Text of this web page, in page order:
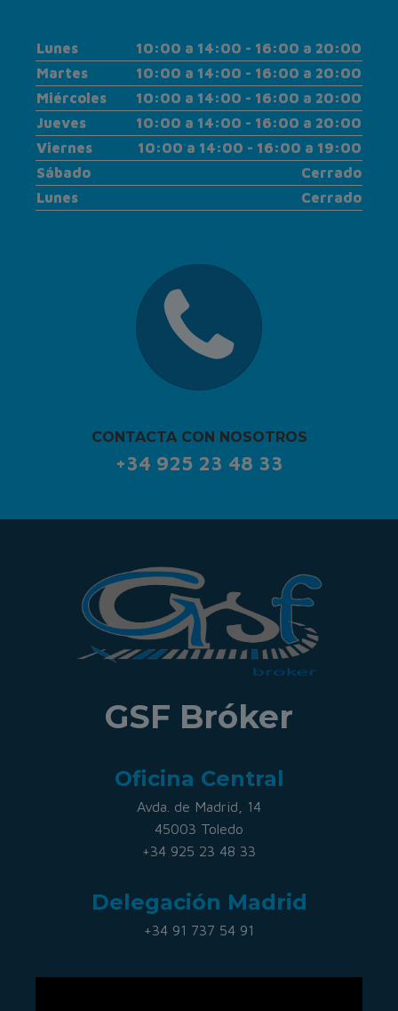
Lunes
10:00 a 14:00 - 16:00 a 20:00
Martes
10:00 a 14:00 - 16:00 a 20:00
Miércoles
10:00 a 14:00 - 16:00 a 20:00
Jueves
10:00 a 14:00 - 16:00 a 20:00
Viernes
10:00 a 14:00 - 16:00 a 19:00
Sábado
Cerrado
Lunes
Cerrado
CONTACTA CON NOSOTROS
+34 925 23 48 33
GSF Bróker
Oficina Central
Avda. de Madrid, 14
45003 Toledo
+34 925 23 48 33
Delegación Madrid
+34 91 737 54 91